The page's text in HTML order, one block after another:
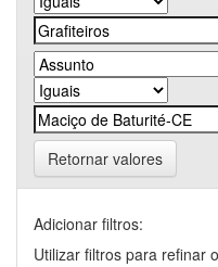
Retornar valores
Adicionar filtros:
Utilizar filtros para refinar